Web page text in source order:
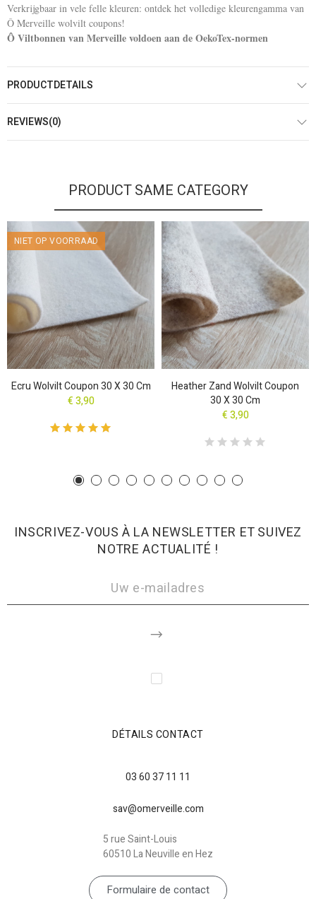
Verkrijgbaar in vele felle kleuren: ontdek het volledige kleurengamma van
Ô Merveille wolvilt coupons!
Ô Viltbonnen van Merveille voldoen aan de OekoTex-normen
PRODUCTDETAILS
REVIEWS(0)
PRODUCT SAME CATEGORY
NIET OP VOORRAAD
Ecru Wolvilt Coupon 30 X 30 Cm
€ 3,90
Heather Zand Wolvilt Coupon
30 X 30 Cm
€ 3,90
INSCRIVEZ-VOUS À LA NEWSLETTER ET SUIVEZ
NOTRE ACTUALITÉ !
DÉTAILS CONTACT
03 60 37 11 11
sav@omerveille.com
5 rue Saint-Louis
60510 La Neuville en Hez
Formulaire de contact